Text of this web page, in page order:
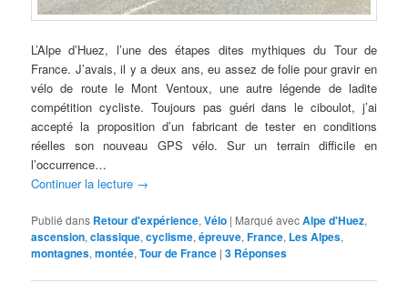
L’Alpe d’Huez, l’une des étapes dites mythiques du Tour de
France. J’avais, il y a deux ans, eu assez de folie pour gravir en
vélo de route le Mont Ventoux, une autre légende de ladite
compétition cycliste. Toujours pas guéri dans le ciboulot, j’ai
accepté la proposition d’un fabricant de tester en conditions
réelles son nouveau GPS vélo. Sur un terrain difficile en
l’occurrence…
Continuer la lecture →
Publié dans Retour d'expérience,Vélo | Marqué avecAlpe d'Huez,
ascension,classique,cyclisme,épreuve,France, Les Alpes,
montagnes,montée,Tour de France |3 Réponses